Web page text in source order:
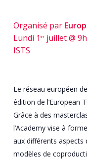
Organisé par
Lundi 1 erjuillet @
ISTS
Le réseau européen
édition de l’European
Grâce à des
l’Academy vise à
aux différents
modèles de